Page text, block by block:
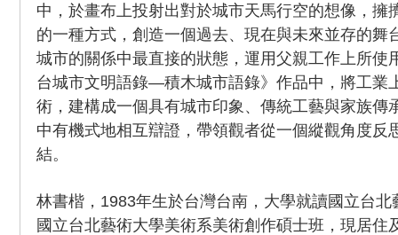
中，於畫布上投射出對於城市天馬行空的想像，擁
的一種方式，創造一個過去、現在與未來並存的舞
城市的關係中最直接的狀態，運用父親工作上所使
台城市文明語錄—積木城市語錄》作品中，將工業
術，建構成一個具有城市印象、傳統工藝與家族傳
中有機式地相互辯證，帶領觀者從一個縱觀角度反
結。
林書楷，1983年生於台灣台南，大學就讀國立台
國立台北藝術大學美術系美術創作碩士班，現居住